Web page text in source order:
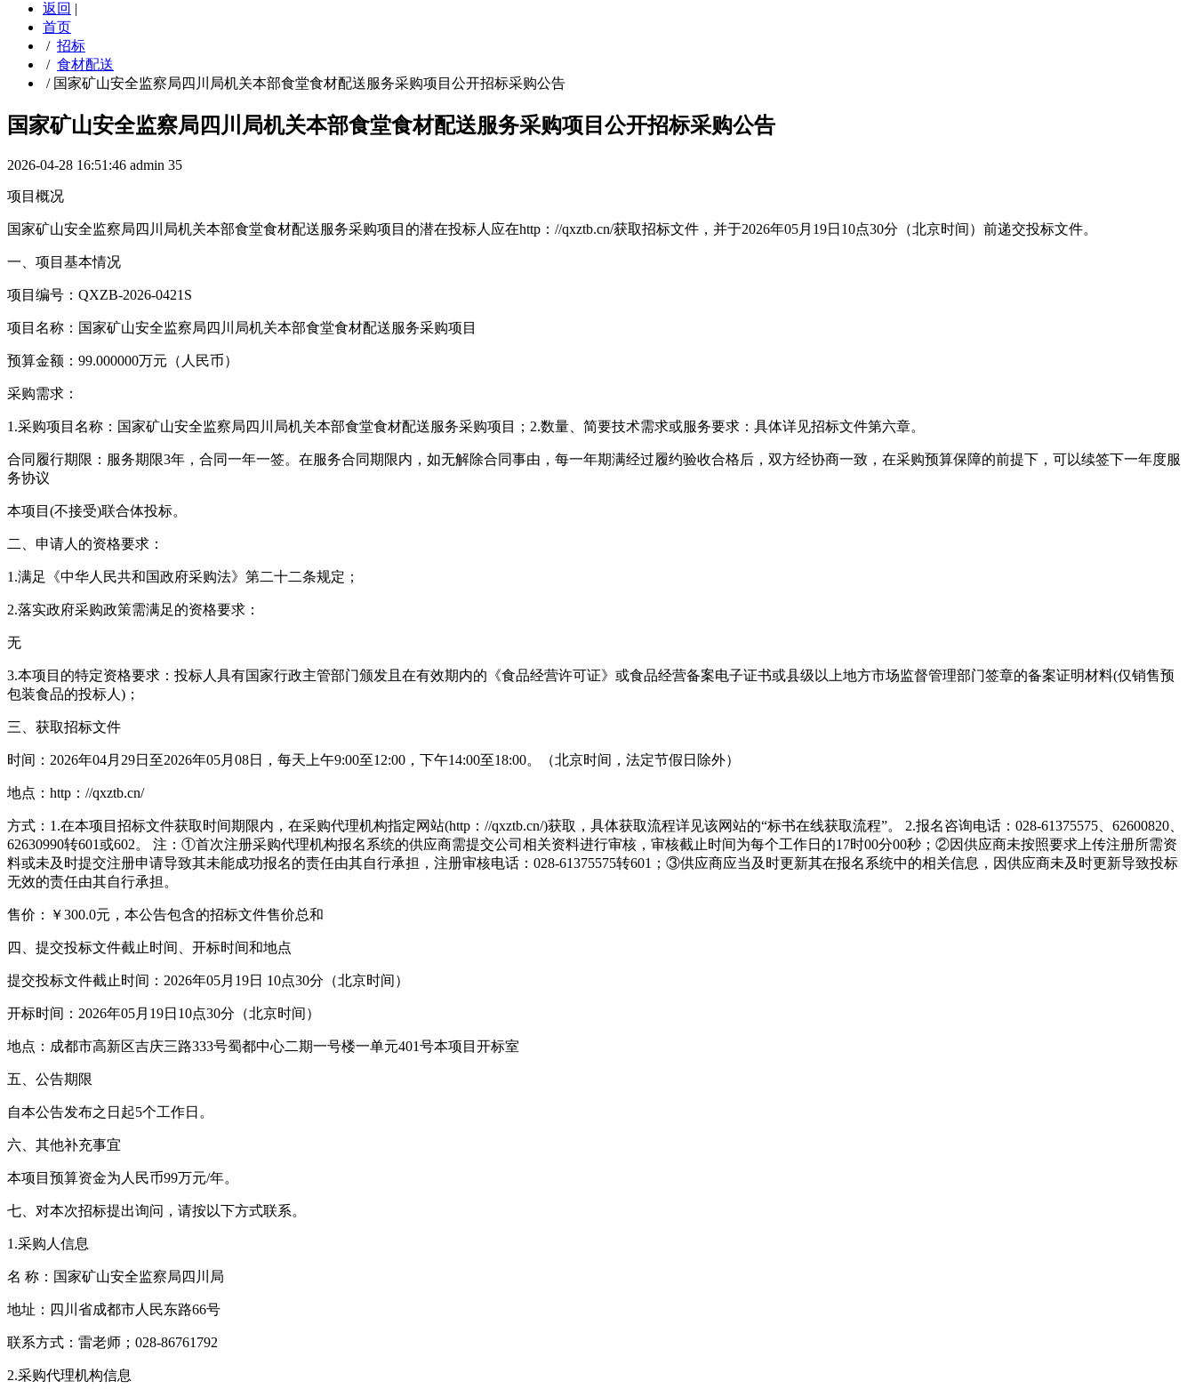
返回 |
首页
/ 招标
/ 食材配送
/ 国家矿山安全监察局四川局机关本部食堂食材配送服务采购项目公开招标采购公告
国家矿山安全监察局四川局机关本部食堂食材配送服务采购项目公开招标采购公告
2026-04-28 16:51:46 admin 35
项目概况
国家矿山安全监察局四川局机关本部食堂食材配送服务采购项目的潜在投标人应在http：//qxztb.cn/获取招标文件，并于2026年05月19日10点30分（北京时间）前递交投标文件。
一、项目基本情况
项目编号：QXZB-2026-0421S
项目名称：国家矿山安全监察局四川局机关本部食堂食材配送服务采购项目
预算金额：99.000000万元（人民币）
采购需求：
1.采购项目名称：国家矿山安全监察局四川局机关本部食堂食材配送服务采购项目；2.数量、简要技术需求或服务要求：具体详见招标文件第六章。
合同履行期限：服务期限3年，合同一年一签。在服务合同期限内，如无解除合同事由，每一年期满经过履约验收合格后，双方经协商一致，在采购预算保障的前提下，可以续签下一年度服
务协议
本项目(不接受)联合体投标。
二、申请人的资格要求：
1.满足《中华人民共和国政府采购法》第二十二条规定；
2.落实政府采购政策需满足的资格要求：
无
3.本项目的特定资格要求：投标人具有国家行政主管部门颁发且在有效期内的《食品经营许可证》或食品经营备案电子证书或县级以上地方市场监督管理部门签章的备案证明材料(仅销售预
包装食品的投标人)；
三、获取招标文件
时间：2026年04月29日至2026年05月08日，每天上午9:00至12:00，下午14:00至18:00。（北京时间，法定节假日除外）
地点：http：//qxztb.cn/
方式：1.在本项目招标文件获取时间期限内，在采购代理机构指定网站(http：//qxztb.cn/)获取，具体获取流程详见该网站的“标书在线获取流程”。 2.报名咨询电话：028-61375575、62600820、
62630990转601或602。 注：①首次注册采购代理机构报名系统的供应商需提交公司相关资料进行审核，审核截止时间为每个工作日的17时00分00秒；②因供应商未按照要求上传注册所需资
料或未及时提交注册申请导致其未能成功报名的责任由其自行承担，注册审核电话：028-61375575转601；③供应商应当及时更新其在报名系统中的相关信息，因供应商未及时更新导致投标
无效的责任由其自行承担。
售价：￥300.0元，本公告包含的招标文件售价总和
四、提交投标文件截止时间、开标时间和地点
提交投标文件截止时间：2026年05月19日 10点30分（北京时间）
开标时间：2026年05月19日10点30分（北京时间）
地点：成都市高新区吉庆三路333号蜀都中心二期一号楼一单元401号本项目开标室
五、公告期限
自本公告发布之日起5个工作日。
六、其他补充事宜
本项目预算资金为人民币99万元/年。
七、对本次招标提出询问，请按以下方式联系。
1.采购人信息
名 称：国家矿山安全监察局四川局
地址：四川省成都市人民东路66号
联系方式：雷老师；028-86761792
2.采购代理机构信息